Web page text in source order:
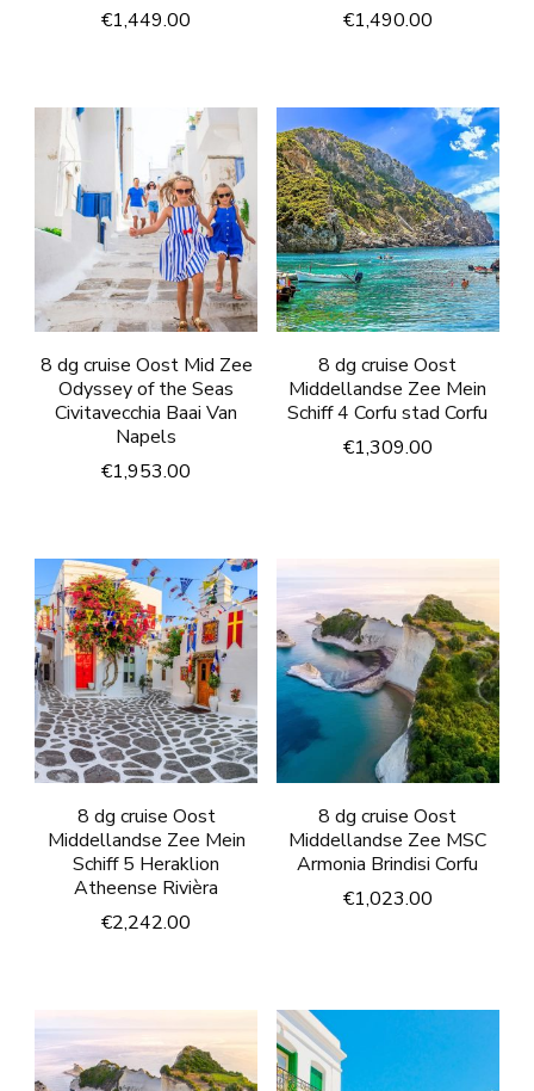
€1,449.00
€1,490.00
8 dg cruise Oost Mid Zee
Odyssey of the Seas
Civitavecchia Baai Van
Napels
€1,953.00
8 dg cruise Oost
Middellandse Zee Mein
Schiff 4 Corfu stad Corfu
€1,309.00
8 dg cruise Oost
Middellandse Zee Mein
Schiff 5 Heraklion
Atheense Rivièra
€2,242.00
8 dg cruise Oost
Middellandse Zee MSC
Armonia Brindisi Corfu
€1,023.00